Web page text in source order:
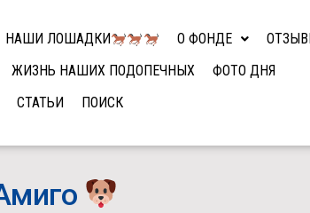
НАШИ ЛОШАДКИ О ФОНДЕ
ЖИЗНЬ НАШИХ ПОДОПЕЧНЫХ
ФОТО ДНЯ
СТАТЬИ ПОИСК